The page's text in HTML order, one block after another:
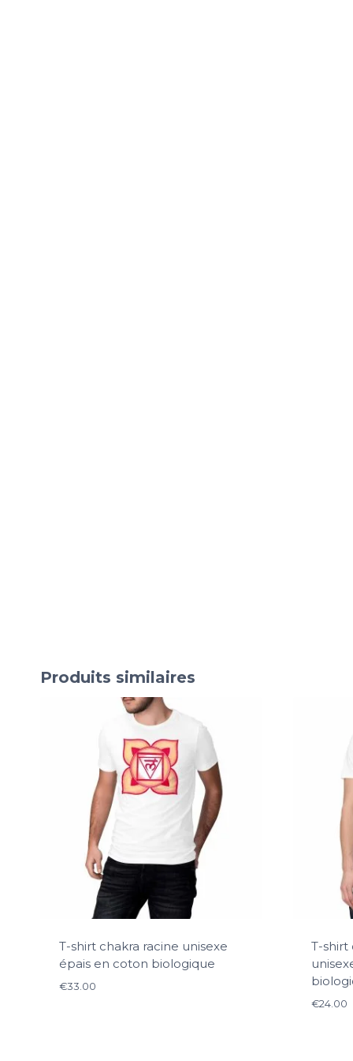
Produits similaires
T-shirt chakra racine unisexe
épais en coton biologique
€33.00
T-shirt
€24.00